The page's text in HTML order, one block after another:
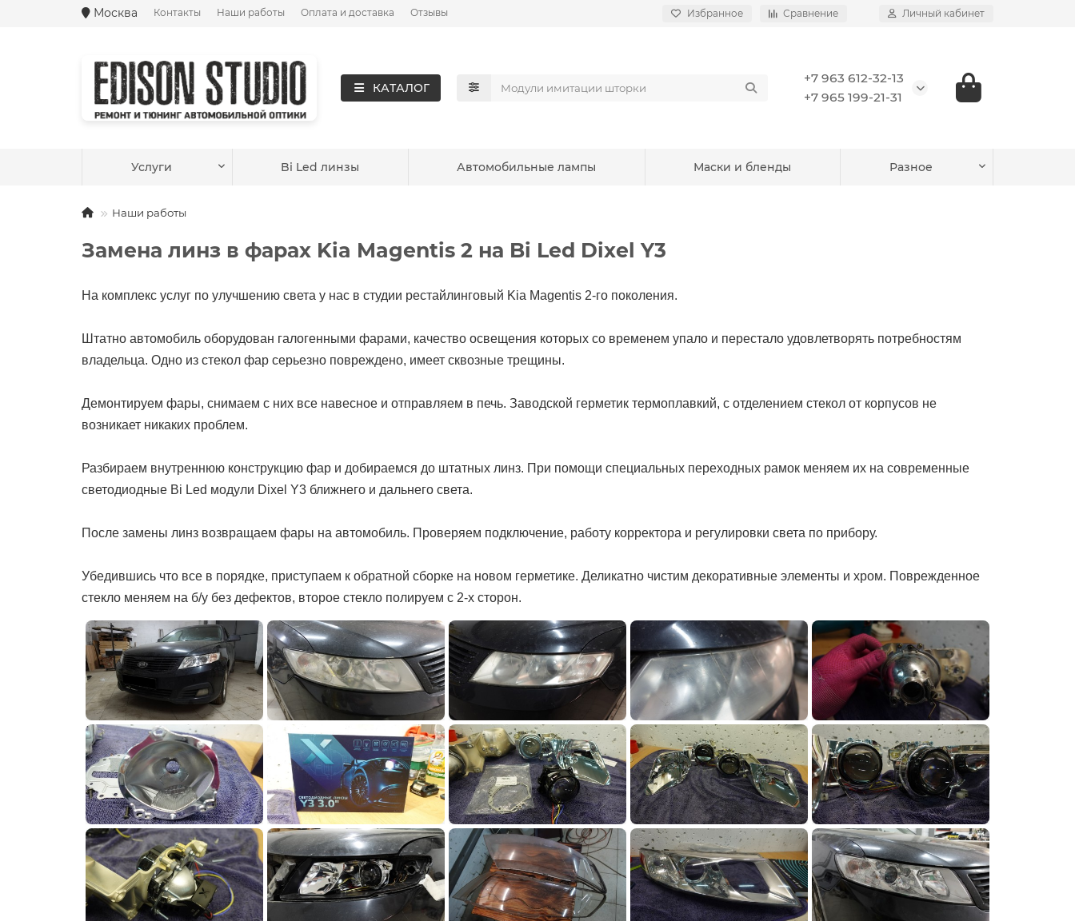
Москва Контакты Наши работы Оплата и доставка Отзывы Избранное Сравнение Личный кабинет
КАТАЛОГ
+7 963 612-32-13
+7 965 199-21-31
Услуги Bi Led линзы Автомобильные лампы Маски и бленды Разное
Наши работы
Замена линз в фарах Kia Magentis 2 на Bi Led Dixel Y3
На комплекс услуг по улучшению света у нас в студии рестайлинговый Kia Magentis 2-го поколения.
Штатно автомобиль оборудован галогенными фарами, качество освещения которых со временем упало и перестало удовлетворять потребностям
владельца. Одно из стекол фар серьезно повреждено, имеет сквозные трещины.
Демонтируем фары, снимаем с них все навесное и отправляем в печь. Заводской герметик термоплавкий, с отделением стекол от корпусов не
возникает никаких проблем.
Разбираем внутреннюю конструкцию фар и добираемся до штатных линз. При помощи специальных переходных рамок меняем их на современные
светодиодные Bi Led модули Dixel Y3 ближнего и дальнего света.
После замены линз возвращаем фары на автомобиль. Проверяем подключение, работу корректора и регулировки света по прибору.
Убедившись что все в порядке, приступаем к обратной сборке на новом герметике. Деликатно чистим декоративные элементы и хром. Поврежденное
стекло меняем на б/у без дефектов, второе стекло полируем с 2-х сторон.